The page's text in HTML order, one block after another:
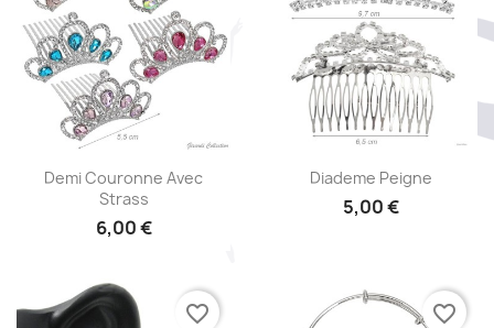
Aperçu rapide
Demi Couronne Avec
Strass
6,00 €
Aperçu rapide
Diademe Peigne
5,00 €
favorite_border favorite_border